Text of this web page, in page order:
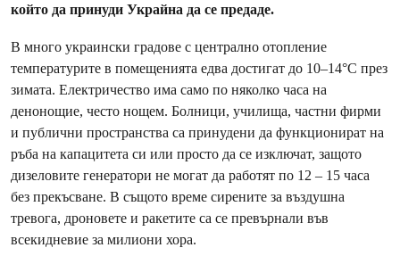
който да принуди Украйна да се предаде.
В много украински градове с централно отопление
температурите в помещенията едва достигат до 10–14°C през
зимата. Електричество има само по няколко часа на
денонощие, често нощем. Болници, училища, частни фирми
и публични пространства са принудени да функционират на
ръба на капацитета си или просто да се изключат, защото
дизеловите генератори не могат да работят по 12 – 15 часа
без прекъсване. В същото време сирените за въздушна
тревога, дроновете и ракетите са се превърнали във
всекидневие за милиони хора.